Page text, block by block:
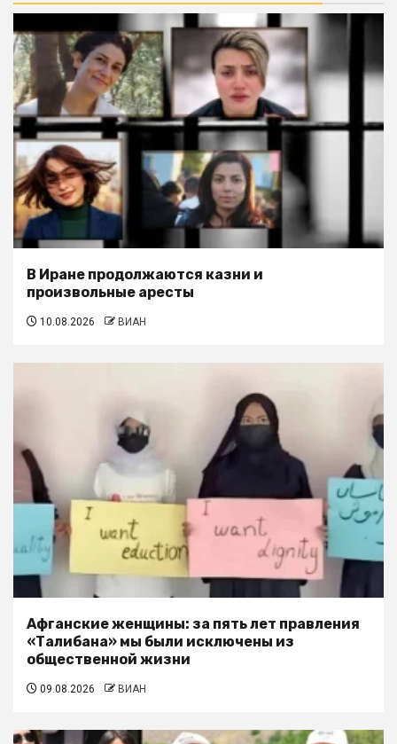
В Иране продолжаются казни и
произвольные аресты
10.08.2026 ВИАН
Афганские женщины: за пять лет правления
«Талибана» мы были исключены из
общественной жизни
09.08.2026 ВИАН